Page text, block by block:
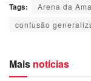
Tags: Arena da
confusão
Mais notícias